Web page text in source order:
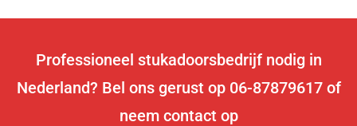
Professioneel stukadoorsbedrijf nodig in
Nederland? Bel ons gerust op 06-87879617 of
neem contact op